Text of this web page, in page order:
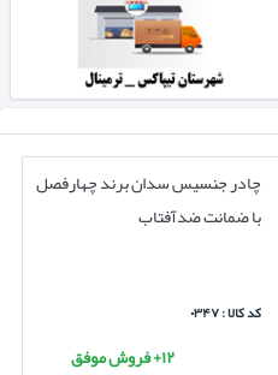
چادر جنسیس سدان برند چهارفصل
با ضمانت ضدآفتاب
کد کالا : ۰۳۴۷
۱۲+ فروش موفق